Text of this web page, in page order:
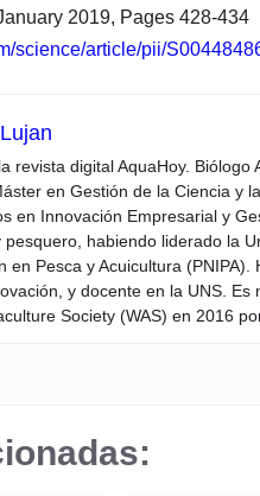
2019, Pages 428-434
science/article/pii/
revista digital AquaHoy.
en Gestión de la Ciencia y
en Innovación Empresarial y
pesquero, habiendo liderado la
en Pesca y Acuicultura
y docente en la UNS.
Society (WAS) en 2016